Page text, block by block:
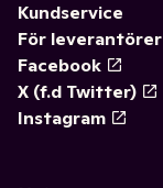
Kundservice
För leverantörer
Facebook
X (f.d Twitter)
Instagram